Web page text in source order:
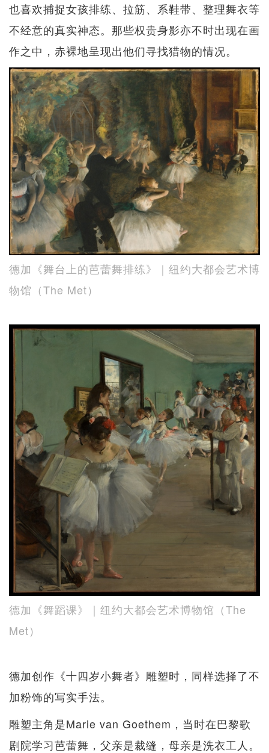
也喜欢捕捉女孩排练、拉筋、系鞋带、整理舞衣等
不经意的真实神态。那些权贵身影亦不时出现在画
作之中，赤裸地呈现出他们寻找猎物的情况。
德加《舞台上的芭蕾舞排练》｜纽约大都会艺术博
物馆（The Met）
德加《舞蹈课》｜纽约大都会艺术博物馆（The
Met）
德加创作《十四岁小舞者》雕塑时，同样选择了不
加粉饰的写实手法。
雕塑主角是Marie van Goethem，当时在巴黎歌
剧院学习芭蕾舞，父亲是裁缝，母亲是洗衣工人。